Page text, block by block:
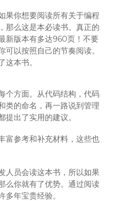
果你想要阅读所有关于编程
那么这是本必读书。真正的
版本有多达960页！不要
可以按照自己的节奏阅读。
这本书。
个方面。从代码结构，代码
类的命名，再一路说到管理
提出了实用的建议。
富参考和补充材料，这些也
人员会读这本书，所以如果
么你就有了优势。通过阅读
多年宝贵经验。